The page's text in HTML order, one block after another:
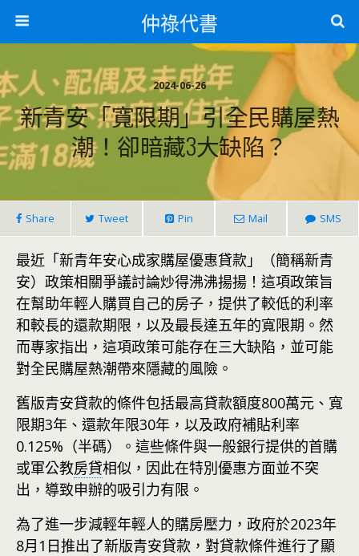
仲祿代書
2024-06-26
新青安「寬限期」引全民購屋熱
潮！卻暗藏3大缺陷？
Share Tweet Pin Mail SMS
最近「新青年安心成家購屋優惠貸款」（簡稱新青
安）政策相關爭議討論炒得沸沸揚揚！這項政策旨
在幫助年輕人購買自己的房子，提供了較低的利率
和較長的還款期限，以及最長達五年的寬限期。然
而專家指出，這項政策可能存在三大缺陷，並可能
對全民購屋熱潮帶來隱藏的風險。
舊版青安貸款的條件包括最高貸款額度800萬元、寬
限期3年、還款年限30年，以及政府補貼利率
0.125%（半碼）。這些條件與一般銀行提供的首購
或軍公教房貸相似，因此在特別優惠方面並不突
出，導致申辦的吸引力有限。
為了進一步減輕年輕人的購房壓力，政府於2023年
8月1日推出了新版青安貸款，對貸款條件進行了顯